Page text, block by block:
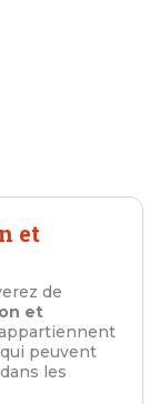
et
de
et
peuvent
les